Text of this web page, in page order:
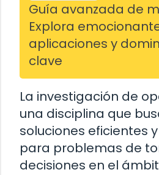
Guía avanzada de
Explora
aplicaciones y
clave
La investigación de
una disciplina que
soluciones eficientes
para problemas de
decisiones en el